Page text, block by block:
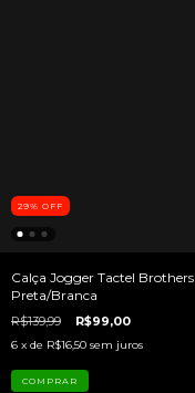
29% OFF
Calça Jogger Tactel Brothers
Preta/Branca
R$139,99 R$99,00
6 x de R$16,50 sem juros
COMPRAR